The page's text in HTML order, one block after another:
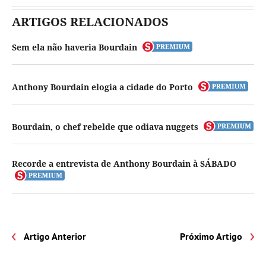
ARTIGOS RELACIONADOS
Sem ela não haveria Bourdain
Anthony Bourdain elogia a cidade do Porto
Bourdain, o chef rebelde que odiava nuggets
Recorde a entrevista de Anthony Bourdain à SÁBADO
Artigo Anterior Próximo Artigo